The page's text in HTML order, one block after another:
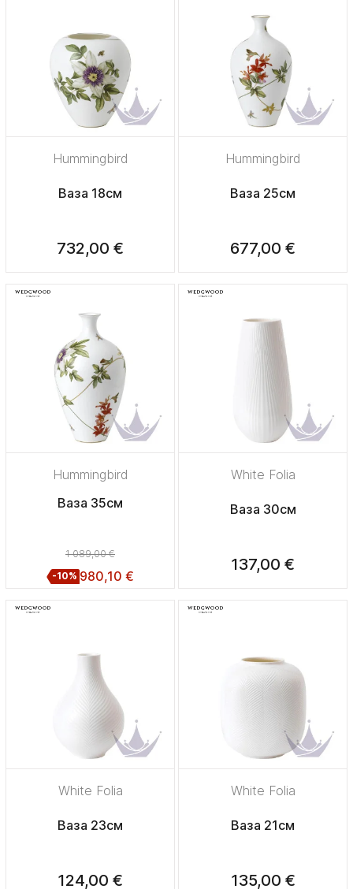
Hummingbird
Ваза 18см
732,00 €
Hummingbird
Ваза 25см
677,00 €
Hummingbird
Ваза 35см
1 089,00 €
-10% 980,10 €
White Folia
Ваза 30см
137,00 €
White Folia
Ваза 23см
124,00 €
White Folia
Ваза 21см
135,00 €